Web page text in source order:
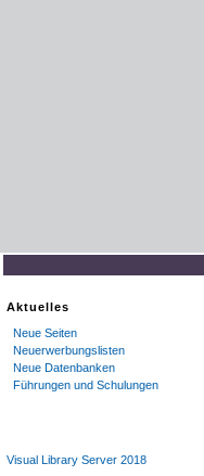
Aktuelles
Neue Seiten
Neuerwerbungslisten
Neue Datenbanken
Führungen und Schulungen
Visual Library Server 2018